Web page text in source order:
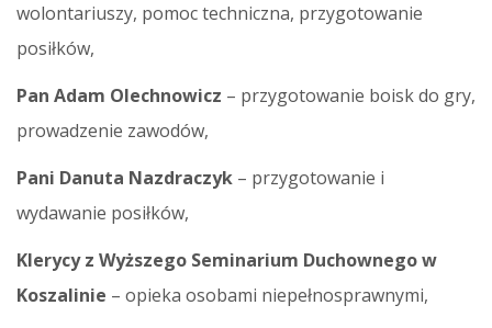
wolontariuszy, pomoc techniczna, przygotowanie
posiłków,
Pan Adam Olechnowicz – przygotowanie boisk do gry,
prowadzenie zawodów,
Pani Danuta Nazdraczyk – przygotowanie i
wydawanie posiłków,
Klerycyz Wyższego Seminarium Duchownego w
Koszalinie – opieka osobami niepełnosprawnymi,